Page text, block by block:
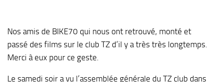
Nos amis de BIKE70 qui nous ont retrouvé, monté et
passé des films sur le club TZ d’il y a très très longtemps.
Merci à eux pour ce geste.
Le samedi soir a vu l’assemblée générale du TZ club dans